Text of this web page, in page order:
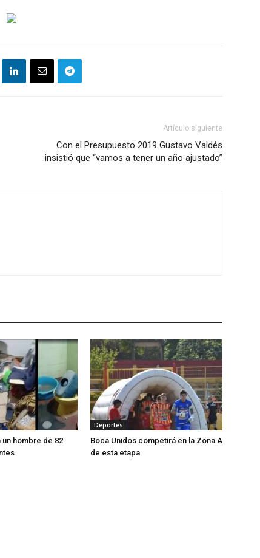
Artículo siguiente
Con el Presupuesto 2019 Gustavo Valdés
insistió que “vamos a tener un año ajustado”
hombre de 82
Deportes
Boca Unidos competirá en la Zona A
de esta etapa